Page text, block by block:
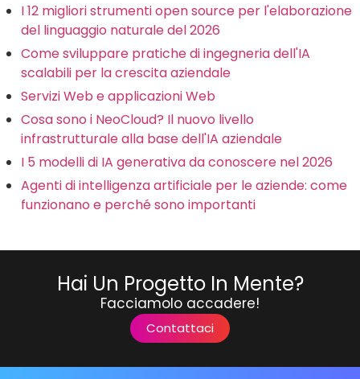
I 12 migliori strumenti open source per l'elaborazione
del linguaggio naturale del 2026
Come sviluppare pratiche di ingegneria dell'IA
scalabili per la crescita aziendale
Servizi Web e applicazioni Web
Cosa sono i NeoCloud? Il nuovo livello
infrastrutturale alla base dell'IA aziendale
I 5 modelli di IA generativa da conoscere nel 2026
Agenti di intelligenza artificiale per le aziende: come
funzionano e perché sono importanti
Hai Un Progetto In Mente?
Facciamolo accadere!
Contattaci